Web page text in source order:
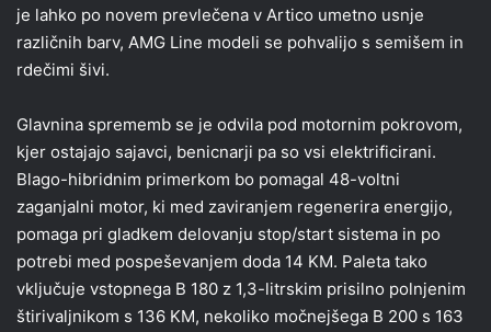
je lahko po novem prevlečena v Artico umetno usnje
različnih barv, AMG Line modeli se pohvalijo s semišem in
rdečimi šivi.
Glavnina sprememb se je odvila pod motornim pokrovom,
kjer ostajajo sajavci, benicnarji pa so vsi elektrificirani.
Blago-hibridnim primerkom bo pomagal 48-voltni
zaganjalni motor, ki med zaviranjem regenerira energijo,
pomaga pri gladkem delovanju stop/start sistema in po
potrebi med pospeševanjem doda 14 KM. Paleta tako
vključuje vstopnega B 180 z 1,3-litrskim prisilno polnjenim
štirivaljnikom s 136 KM, nekoliko močnejšega B 200 s 163